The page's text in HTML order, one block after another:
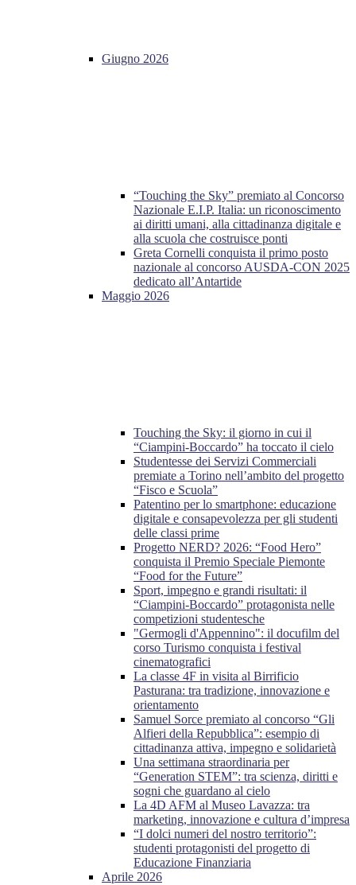
Giugno 2026
“Touching the Sky” premiato al Concorso
Nazionale E.I.P. Italia: un riconoscimento
ai diritti umani, alla cittadinanza digitale e
alla scuola che costruisce ponti
Greta Cornelli conquista il primo posto
nazionale al concorso AUSDA-CON 2025
dedicato all’Antartide
Maggio 2026
Touching the Sky: il giorno in cui il
“Ciampini-Boccardo” ha toccato il cielo
Studentesse dei Servizi Commerciali
premiate a Torino nell’ambito del progetto
“Fisco e Scuola”
Patentino per lo smartphone: educazione
digitale e consapevolezza per gli studenti
delle classi prime
Progetto NERD? 2026: “Food Hero”
conquista il Premio Speciale Piemonte
“Food for the Future”
Sport, impegno e grandi risultati: il
“Ciampini-Boccardo” protagonista nelle
competizioni studentesche
"Germogli d'Appennino": il docufilm del
corso Turismo conquista i festival
cinematografici
La classe 4F in visita al Birrificio
Pasturana: tra tradizione, innovazione e
orientamento
Samuel Sorce premiato al concorso “Gli
Alfieri della Repubblica”: esempio di
cittadinanza attiva, impegno e solidarietà
Una settimana straordinaria per
“Generation STEM”: tra scienza, diritti e
sogni che guardano al cielo
La 4D AFM al Museo Lavazza: tra
marketing, innovazione e cultura d’impresa
“I dolci numeri del nostro territorio”:
studenti protagonisti del progetto di
Educazione Finanziaria
Aprile 2026